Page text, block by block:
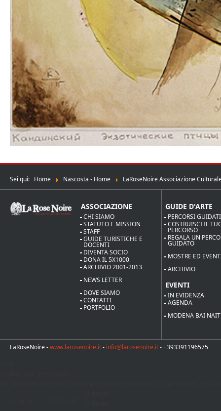
Sei qui: Home Nascosta - Home LaRoseNoire Associazione
ASSOCIAZIONE
CHI SIAMO
STATUTO E MISSION
STAFF
GUIDE TURISTICHE E
DOCENTI
DIVENTA SOCIO
DONA IL 5X1000
ARCHIVIO 2001-2013
NEWS LETTER
DOVE SIAMO
CONTATTI
PORTFOLIO
GUIDE D'ARTE
PERCORSI GUIDATI
COSTRUISCI IL
PERCORSO
REGALA UN
GUIDATO
MOSTRE ED
ARCHIVIO
EVENTI
IN EVIDENZA
AGENDA
MODENA BAI NAIT
LaRoseNoire -www.larosenoire.it- info@larosenoire.it- +393391196575